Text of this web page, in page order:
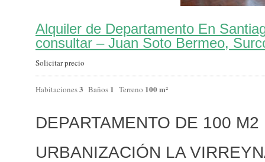
Alquiler de Departamento En
consultar – Juan Soto Bermeo,
Solicitar precio
Habitaciones3 Baños 1 Terreno 100 m²
DEPARTAMENTO DE 100 M2
URBANIZACIÓN LA